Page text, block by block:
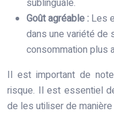
Goût agréable : Les
dans une variété de
consommation plus
Il est important de
risque. Il est essentiel
de les utiliser de